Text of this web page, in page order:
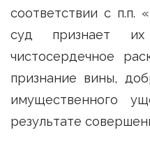
соответствии с п.п.
суд признает
чистосердечное
признание вины,
имущественного
результате